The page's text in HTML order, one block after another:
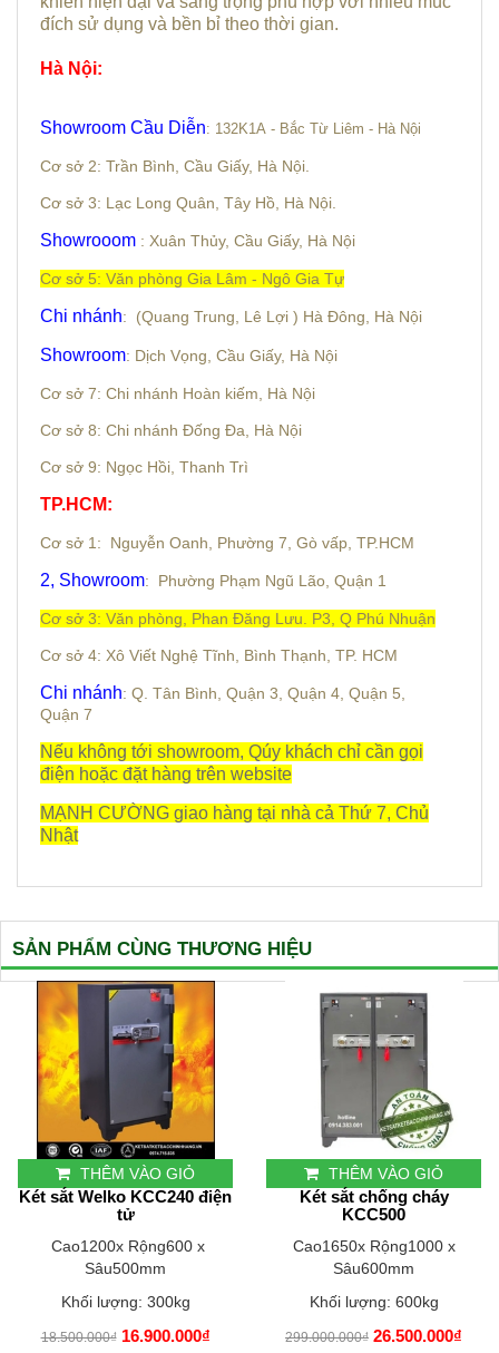
đích sử dụng và bền bỉ theo thời gian.
Hà Nội:
Showroom Cầu Diễn: 132K1A - Bắc Từ Liêm - Hà Nội
Cơ sở 2: Trần Bình, Cầu Giấy, Hà Nội.
Cơ sở 3: Lạc Long Quân, Tây Hồ, Hà Nội.
Showrooom : Xuân Thủy, Cầu Giấy, Hà Nội
Cơ sở 5: Văn phòng Gia Lâm - Ngô Gia Tự
Chi nhánh: (Quang Trung, Lê Lợi ) Hà Đông, Hà Nội
Showroom: Dịch Vọng, Cầu Giấy, Hà Nội
Cơ sở 7: Chi nhánh Hoàn kiếm, Hà Nội
Cơ sở 8: Chi nhánh Đống Đa, Hà Nội
Cơ sở 9: Ngọc Hồi, Thanh Trì
TP.HCM:
Cơ sở 1: Nguyễn Oanh, Phường 7, Gò vấp, TP.HCM
2, Showroom: Phường Phạm Ngũ Lão, Quận 1
Cơ sở 3: Văn phòng, Phan Đăng Lưu. P3, Q Phú Nhuận
Cơ sở 4: Xô Viết Nghệ Tĩnh, Bình Thạnh, TP. HCM
Chi nhánh: Q. Tân Bình, Quận 3, Quận 4, Quận 5,
Quận 7
Nếu không tới showroom, Qúy khách chỉ cần gọi
điện hoặc đặt hàng trên website
MẠNH CƯỜNG giao hàng tại nhà cả Thứ 7, Chủ
Nhật
SẢN PHẨM CÙNG THƯƠNG HIỆU
THÊM VÀO GIỎ
Két sắt Welko KCC240 điện
tử
Cao1200x Rộng600 x
Sâu500mm
Khối lượng: 300kg
18.500.000₫ 16.900.000₫
THÊM VÀO GIỎ
Két sắt chống cháy
KCC500
Cao1650x Rộng1000 x
Sâu600mm
Khối lượng: 600kg
299.000.000₫ 26.500.000₫